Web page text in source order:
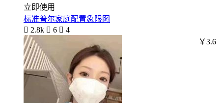
立即使用
标准普尔家庭配置象限图
 2.8k  6  4
￥3.6